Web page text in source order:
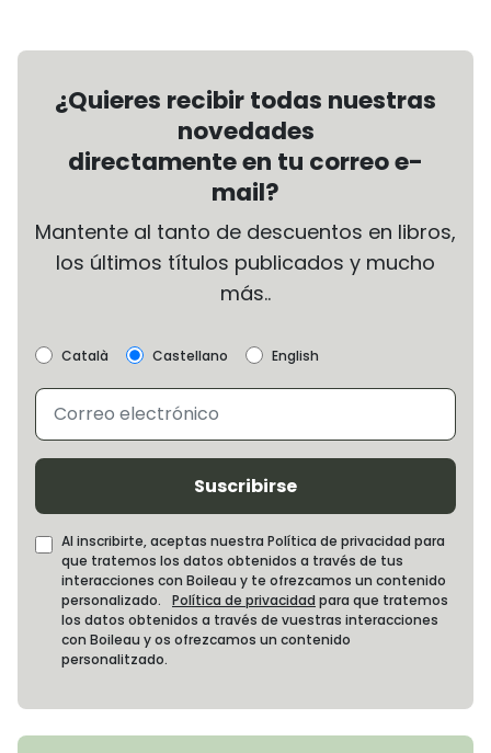
¿Quieres recibir todas nuestras
novedades
directamente en tu correo e-
mail?
Mantente al tanto de descuentos en libros,
los últimos títulos publicados y mucho
más..
Català Castellano English
Suscribirse
Al inscribirte, aceptas nuestra Política de privacidad para
que tratemos los datos obtenidos a través de tus
interacciones con Boileau y te ofrezcamos un contenido
personalizado. Política de privacidad para que tratemos
los datos obtenidos a través de vuestras interacciones
con Boileau y os ofrezcamos un contenido
personalitzado.